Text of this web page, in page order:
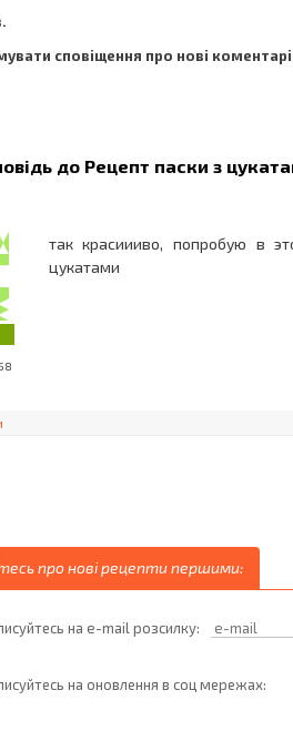
сповіщення про нові
до Рецепт паски з
так красиииво, попробую в
цукатами
про нові рецепти першими:
на e-mail розсилку:
на оновлення в соц мережах: